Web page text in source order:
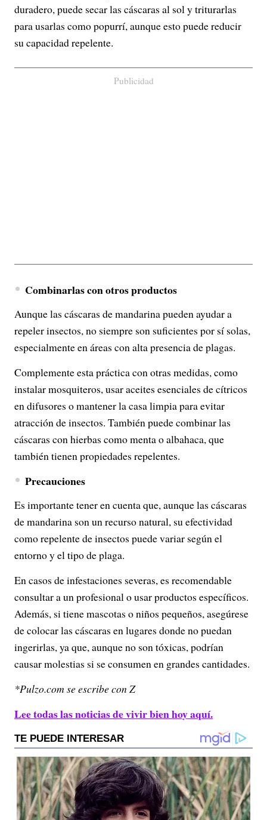
duradero, puede secar las cáscaras al sol y triturarlas
para usarlas como popurrí, aunque esto puede reducir
su capacidad repelente.
Publicidad
Combinarlas con otros productos
Aunque las cáscaras de mandarina pueden ayudar a
repeler insectos, no siempre son suficientes por sí solas,
especialmente en áreas con alta presencia de plagas.
Complemente esta práctica con otras medidas, como
instalar mosquiteros, usar aceites esenciales de cítricos
en difusores o mantener la casa limpia para evitar
atracción de insectos. También puede combinar las
cáscaras con hierbas como menta o albahaca, que
también tienen propiedades repelentes.
Precauciones
Es importante tener en cuenta que, aunque las cáscaras
de mandarina son un recurso natural, su efectividad
como repelente de insectos puede variar según el
entorno y el tipo de plaga.
En casos de infestaciones severas, es recomendable
consultar a un profesional o usar productos específicos.
Además, si tiene mascotas o niños pequeños, asegúrese
de colocar las cáscaras en lugares donde no puedan
ingerirlas, ya que, aunque no son tóxicas, podrían
causar molestias si se consumen en grandes cantidades.
*Pulzo.com se escribe con Z
Lee todas las noticias de vivir bien hoy aquí.